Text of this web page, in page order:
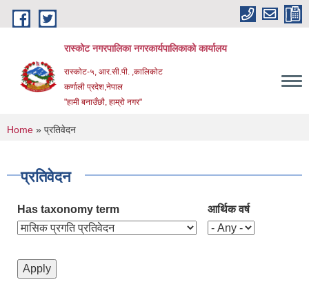
Skip to main content
रास्कोट नगरपालिका नगरकार्यपालिकाको कार्यालय
रास्कोट-५, आर.सी.पी. ,कालिकोट
कर्णाली प्रदेश,नेपाल
"हामी बनाउँछौ, हाम्रो नगर"
You are here
Home » प्रतिवेदन
प्रतिवेदन
Has taxonomy term आर्थिक वर्ष